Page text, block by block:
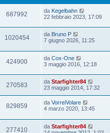
687992 da Kegelbahn
22 febbraio 2023, 17:09
1020454 da Bruno P
7 giugno 2026, 11:25
424900 da Cox-One
3 maggio 2016, 12:18
270583 da Starfighter84
23 maggio 2014, 17:32
829859 da VorreiVolare
4 marzo 2020, 13:45
277410 da Starfighter84